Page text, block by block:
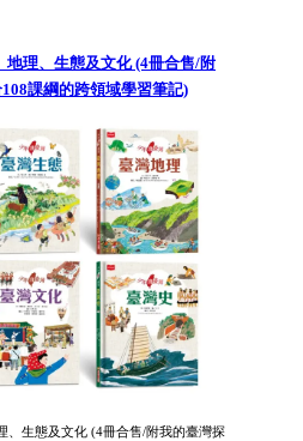
地理、生態及文化 (4冊合售/附
課綱的跨領域學習筆記)
、生態及文化 (4冊合售/附我的臺灣探